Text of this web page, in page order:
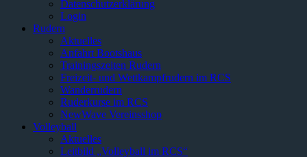
Datenschutzerklärung
Login
Rudern
Aktuelles
Anfahrt Bootshaus
Trainingszeiten Rudern
Freizeit- und Wettkampfrudern im RCS
Wanderrudern
Ruderkurse im RCS
NewWave Vereinsshop
Volleyball
Aktuelles
Leitbild „Volleyball im RCS“